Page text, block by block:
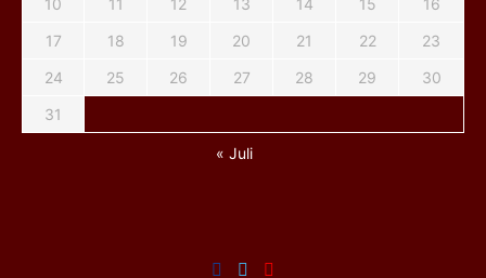
17
18 19 20 21 22
23
24
25 26 27 28 29
30
31
« Juli